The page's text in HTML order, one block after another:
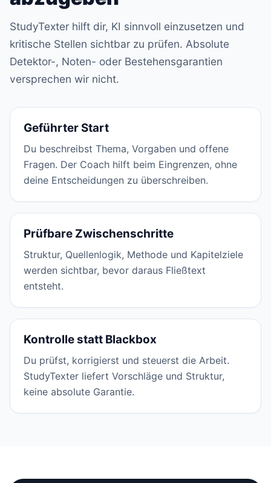
StudyTexter hilft dir, KI sinnvoll einzusetzen und
kritische Stellen sichtbar zu prüfen. Absolute
Detektor-, Noten- oder Bestehensgarantien
versprechen wir nicht.
Geführter Start
Du beschreibst Thema, Vorgaben und offene
Fragen. Der Coach hilft beim Eingrenzen, ohne
deine Entscheidungen zu überschreiben.
Prüfbare Zwischenschritte
Struktur, Quellenlogik, Methode und Kapitelziele
werden sichtbar, bevor daraus Fließtext
entsteht.
Kontrolle statt Blackbox
Du prüfst, korrigierst und steuerst die Arbeit.
StudyTexter liefert Vorschläge und Struktur,
keine absolute Garantie.